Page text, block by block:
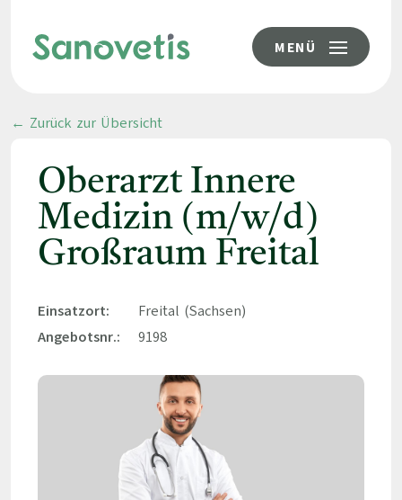
MENÜ
← Zurück zur Übersicht
Oberarzt Innere
Medizin (m/w/d)
Großraum Freital
Einsatzort:
Freital (Sachsen)
Angebotsnr.:
9198